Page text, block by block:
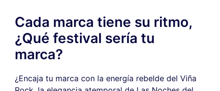
Cada marca tiene su ritmo,
¿Qué festival sería tu
marca?
¿Encaja tu marca con la energía rebelde del Viña